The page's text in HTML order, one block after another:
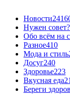
Новости24
Нужен совет?
Обо всём на
Разное410
Мода и стиль
Досуг240
Здоровье223
Вкусная еда
Береги